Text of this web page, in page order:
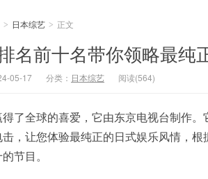
> 日本综艺 > 正文
名前十名带你领略最纯
05-17 分类： 日本综艺 阅读(564)
了全球的喜爱，它由东京电视台制作
，让您体验最纯正的日式娱乐风情，
节目。